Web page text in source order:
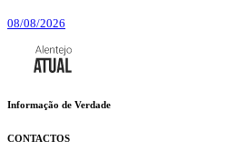
08/08/2026
Informação de Verdade
CONTACTOS